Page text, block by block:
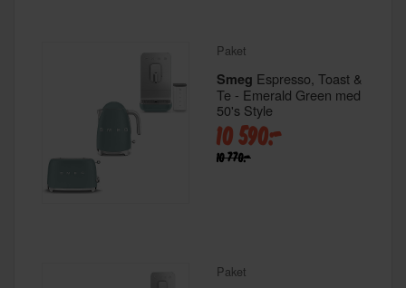
Paket
Smeg Espresso, Toast &
Te - Emerald Green med
50's Style
10 590:-
10 770:-
Paket